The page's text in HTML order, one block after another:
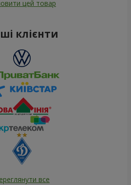
цей товар
клієнти
все